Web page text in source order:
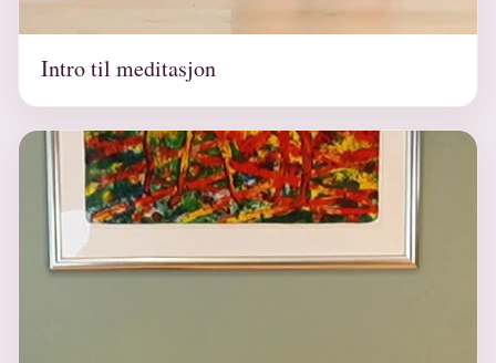
Intro til meditasjon